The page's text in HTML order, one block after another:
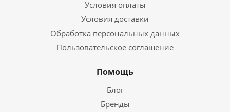
Условия оплаты
Условия доставки
Обработка персональных данных
Пользовательское соглашение
Помощь
Блог
Бренды